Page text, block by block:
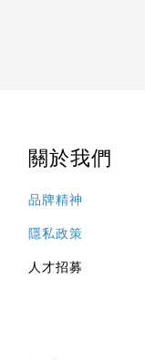
關於我們
品牌精神
隱私政策
人才招募